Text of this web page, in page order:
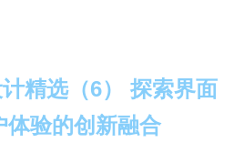
精选（6） 探索界面
体验的创新融合